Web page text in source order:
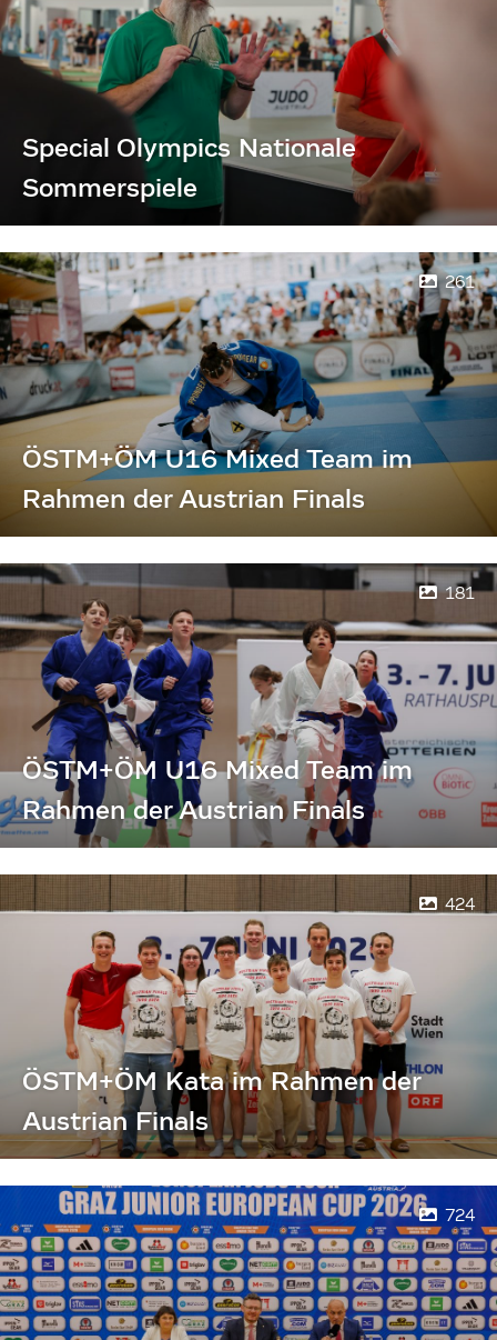
Special Olympics Nationale
Sommerspiele
261
ÖSTM+ÖM U16 Mixed Team im
Rahmen der Austrian Finals
181
ÖSTM+ÖM U16 Mixed Team im
Rahmen der Austrian Finals
424
ÖSTM+ÖM Kata im Rahmen der
Austrian Finals
724